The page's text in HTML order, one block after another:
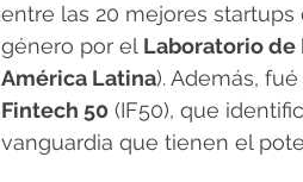
entre las 20 mejores
género por el Laboratorio de
América Latina). Además,
Fintech 50 (IF50), que
vanguardia que tienen el